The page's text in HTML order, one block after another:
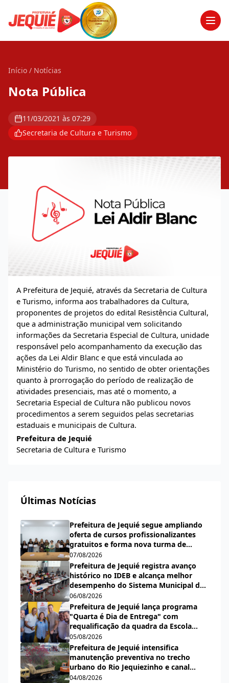
Início / Notícias
Nota Pública
11/03/2021 às 07:29
Secretaria de Cultura e Turismo
A Prefeitura de Jequié, através da Secretaria de Cultura
e Turismo, informa aos trabalhadores da Cultura,
proponentes de projetos do edital Resistência Cultural,
que a administração municipal vem solicitando
informações da Secretaria Especial de Cultura, unidade
responsável pelo acompanhamento da execução das
ações da Lei Aldir Blanc e que está vinculada ao
Ministério do Turismo, no sentido de obter orientações
quanto à prorrogação do período de realização de
atividades presenciais, mas até o momento, a
Secretaria Especial de Cultura não publicou novos
procedimentos a serem seguidos pelas secretarias
estaduais e municipais de Cultura.
Prefeitura de Jequié
Secretaria de Cultura e Turismo
Últimas Notícias
Prefeitura de Jequié segue ampliando
oferta de cursos profissionalizantes
gratuitos e forma nova turma de
cabeleireiras, manicures e pedicures
07/08/2026
Prefeitura de Jequié registra avanço
histórico no IDEB e alcança melhor
desempenho do Sistema Municipal de
Ensino desde a criação do índice
06/08/2026
Prefeitura de Jequié lança programa
"Quarta é Dia de Entrega" com
requalificação da quadra da Escola
Municipal Carlos Aguiar
05/08/2026
Prefeitura de Jequié intensifica
manutenção preventiva no trecho
urbano do Rio Jequiezinho e canal
pluvial do bairro Espírito Santo
04/08/2026